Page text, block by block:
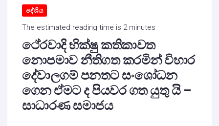
දේශීය
The estimated reading time is 2 minutes
ථේරවාදි භික්ෂු කතිකාවත
නොපමාව නීතිගත කරමින් විහාර
දේවාලගම් පනතට සංශෝධන
ගෙන ඒමට ද පියවර ගත යුතු යි –
සාධාරණ සමාජය